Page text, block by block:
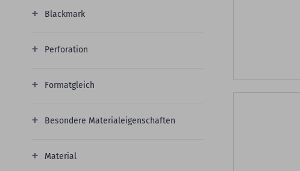
Blackmark
Perforation
Formatgleich
Besondere Materialeigenschaften
Material